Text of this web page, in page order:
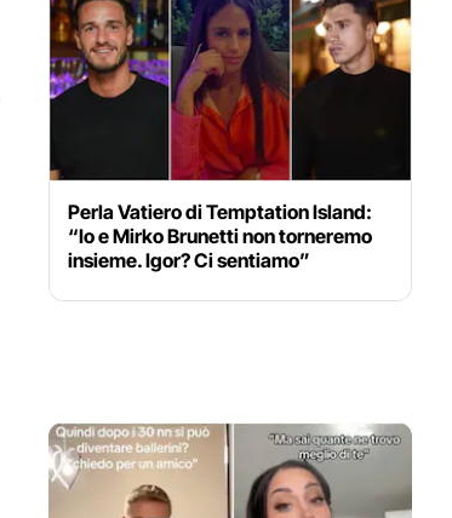
Perla Vatiero di Temptation Island:
“Io e Mirko Brunetti non torneremo
insieme. Igor? Ci sentiamo”